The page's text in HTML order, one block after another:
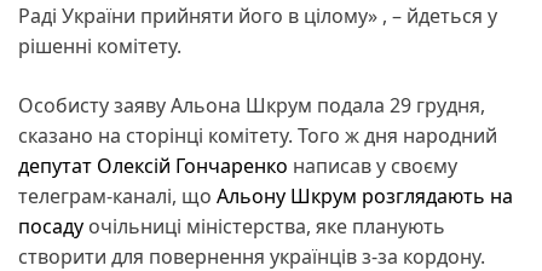
Раді України прийняти його в цілому» , – йдеться у
рішенні комітету.
Особисту заяву Альона Шкрум подала 29 грудня,
сказано на сторінці комітету. Того ж дня народний
депутат Олексій Гончаренко написав у своєму
телеграм-каналі, що Альону Шкрум розглядають на
посаду очільниці міністерства, яке планують
створити для повернення українців з-за кордону.